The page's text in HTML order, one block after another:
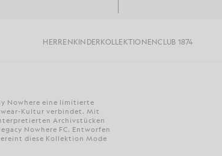
HERRENKINDERKOLLEKTIONENCLUB 1874
Nowhere eine limitierte
Kultur verbindet. Mit
Archivstücken
Nowhere FC. Entworfen
diese Kollektion Mode